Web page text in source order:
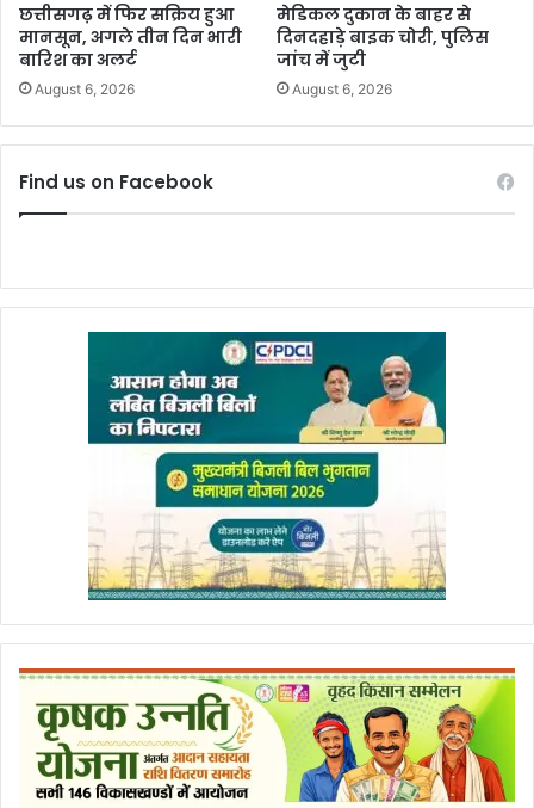
छत्तीसगढ़ में फिर सक्रिय हुआ
मानसून, अगले तीन दिन भारी
बारिश का अलर्ट
August 6, 2026
मेडिकल दुकान के बाहर से
दिनदहाड़े बाइक चोरी, पुलिस
जांच में जुटी
August 6, 2026
Find us on Facebook